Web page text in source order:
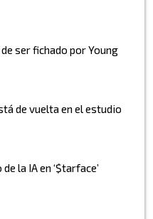
ser fichado por Young
de vuelta en el estudio
la IA en ‘$tarface’